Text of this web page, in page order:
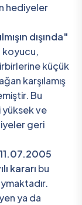
hediyeler
dışında"
koyucu,
küçük
karşılamış
Bu
ve
geri
kararı bu
ya da